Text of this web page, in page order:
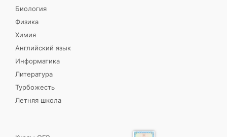
Биология
Физика
Химия
Английский язык
Информатика
Литература
Турбожесть
Летняя школа